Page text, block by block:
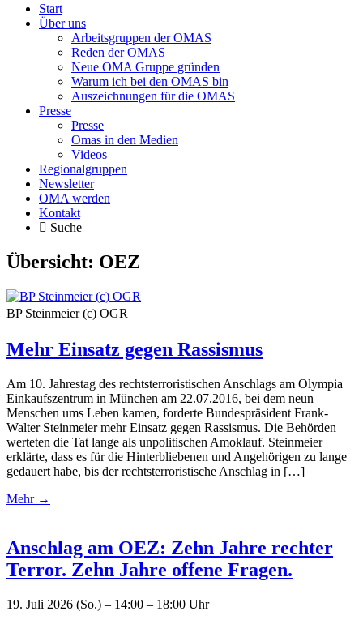
Start
Über uns
Arbeitsgruppen der OMAS
Reden der OMAS
Neue OMA Gruppe gründen
Warum ich bei den OMAS bin
Auszeichnungen für die OMAS
Presse
Presse
Omas in den Medien
Videos
Regionalgruppen
Newsletter
OMA werden
Kontakt
Suche
Übersicht: OEZ
BP Steinmeier (c) OGR
Mehr Einsatz gegen Rassismus
Am 10. Jahrestag des rechtsterroristischen Anschlags am Olympia
Einkaufszentrum in München am 22.07.2016, bei dem neun
Menschen ums Leben kamen, forderte Bundespräsident Frank-
Walter Steinmeier mehr Einsatz gegen Rassismus. Die Behörden
werteten die Tat lange als unpolitischen Amoklauf. Steinmeier
erklärte, dass es für die Hinterbliebenen und Angehörigen zu lange
gedauert habe, bis der rechtsterroristische Anschlag in […]
Mehr →
Anschlag am OEZ: Zehn Jahre rechter
Terror. Zehn Jahre offene Fragen.
19. Juli 2026 (So.) – 14:00 – 18:00 Uhr